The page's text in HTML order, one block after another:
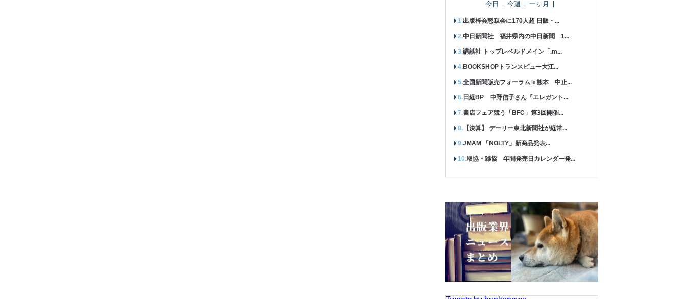
今日 今週 一ヶ月
出版梓会懇親会に170人超 日販・...
中日新聞社 福井県内の中日新聞 1...
講談社 トップレベルドメイン「.m...
BOOKSHOPトランスビュー大江...
全国新聞販売フォーラム㏌熊本 中止...
日経BP 中野信子さん『エレガント...
書店フェア競う「BFC」第3回開催...
【決算】 デーリー東北新聞社が経常...
JMAM 「NOLTY」新商品発表...
取協・雑協 年間発売日カレンダー発...